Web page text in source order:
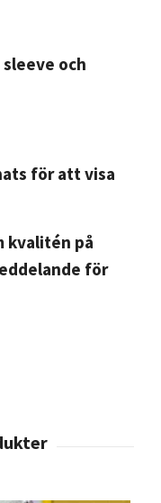
och
för att visa
kvalitén på
för